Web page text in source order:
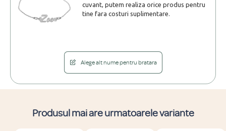
cuvant, putem realiza orice produs pentru
tine fara costuri suplimentare.
Alege alt nume pentru bratara
Produsul mai are urmatoarele variante